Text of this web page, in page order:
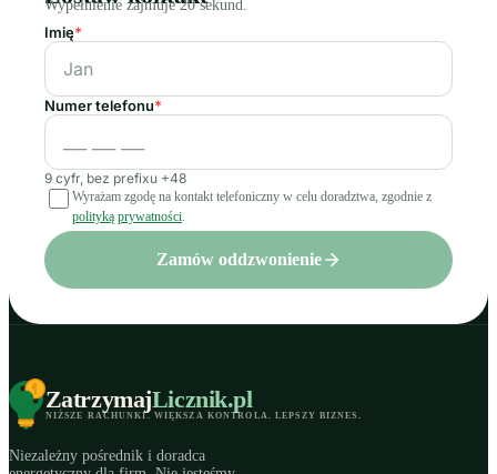
Wypełnienie zajmuje 20 sekund.
Imię*
Numer telefonu*
9 cyfr, bez prefixu +48
Wyrażam zgodę na kontakt telefoniczny w celu doradztwa, zgodnie z
polityką prywatności.
Zamów oddzwonienie
ZatrzymajLicznik.pl
NIŻSZE RACHUNKI. WIĘKSZA KONTROLA. LEPSZY BIZNES .
Niezależny pośrednik i doradca